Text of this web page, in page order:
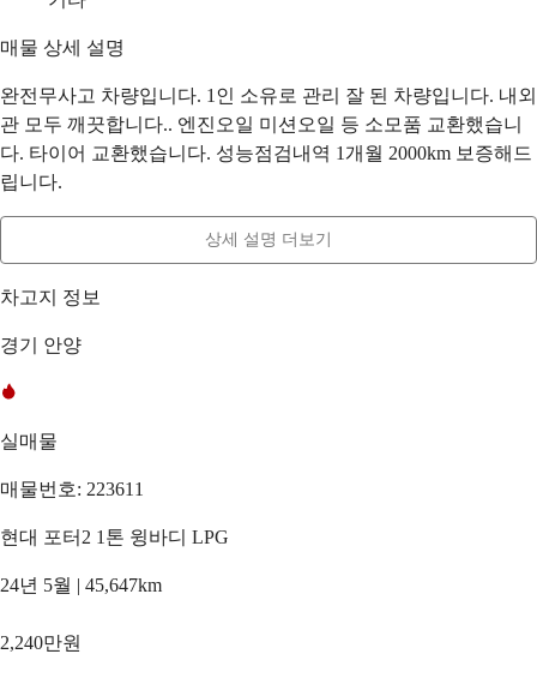
매물 상세 설명
완전무사고 차량입니다. 1인 소유로 관리 잘 된 차량입니다. 내외
관 모두 깨끗합니다.. 엔진오일 미션오일 등 소모품 교환했습니
다. 타이어 교환했습니다. 성능점검내역 1개월 2000km 보증해드
립니다.
상세 설명 더보기
차고지 정보
경기 안양
실매물
매물번호: 223611
현대 포터2 1톤 윙바디 LPG
24년 5월 | 45,647km
2,240만원